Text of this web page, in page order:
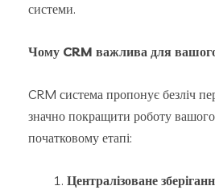
системи.
Чому CRM важлива для вашого
CRM система пропонує безліч
значно покращити роботу
початковому етапі:
Централізоване